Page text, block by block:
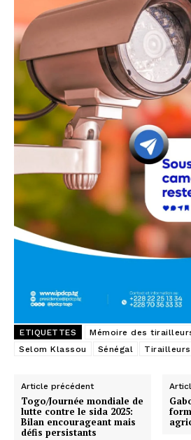
ETIQUETTES
Mémoire des
Selom Klassou
Sénégal
Article précédent
Togo/Journée mondiale de
lutte contre le sida 2025:
Bilan encourageant mais
défis persistants